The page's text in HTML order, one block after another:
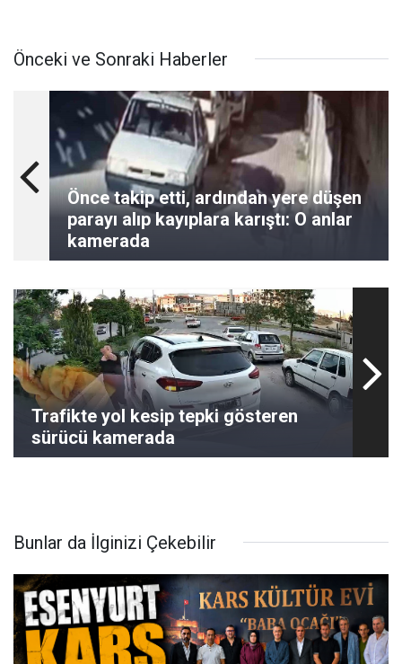
Önceki ve Sonraki Haberler
Önce takip etti, ardından yere düşen
parayı alıp kayıplara karıştı: O anlar
kamerada
Trafikte yol kesip tepki gösteren
sürücü kamerada
Bunlar da İlginizi Çekebilir